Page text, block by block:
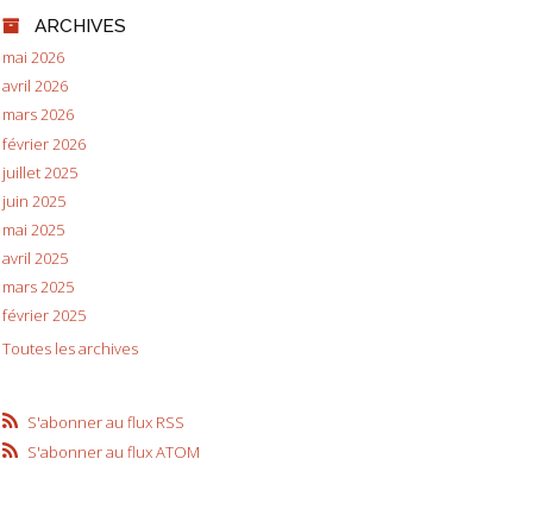
ARCHIVES
mai 2026
avril 2026
mars 2026
février 2026
juillet 2025
juin 2025
mai 2025
avril 2025
mars 2025
février 2025
Toutes les archives
S'abonner au flux RSS
S'abonner au flux ATOM